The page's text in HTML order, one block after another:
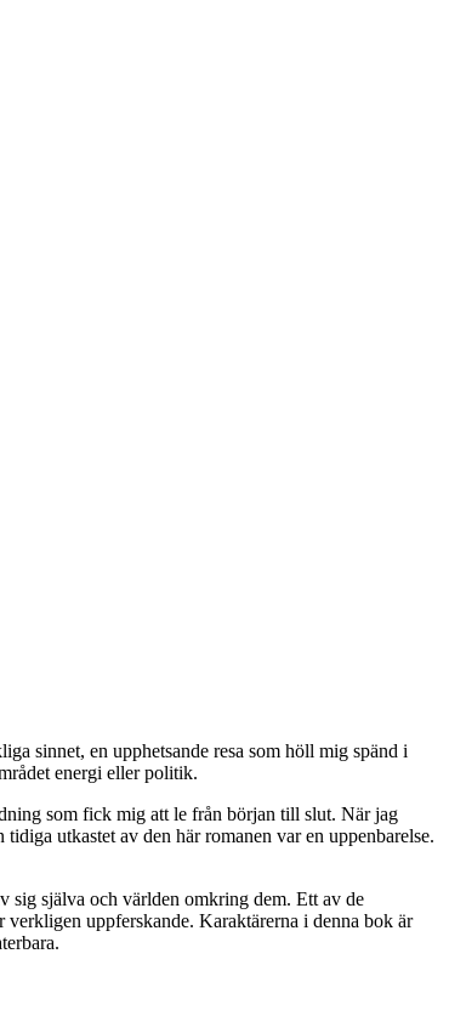
sinnet, en upphetsande resa som höll mig spänd i
energi eller politik.
som fick mig att le från början till slut. När jag
utkastet av den här romanen var en uppenbarelse.
sig själva och världen omkring dem. Ett av de
uppferskande. Karaktärerna i denna bok är